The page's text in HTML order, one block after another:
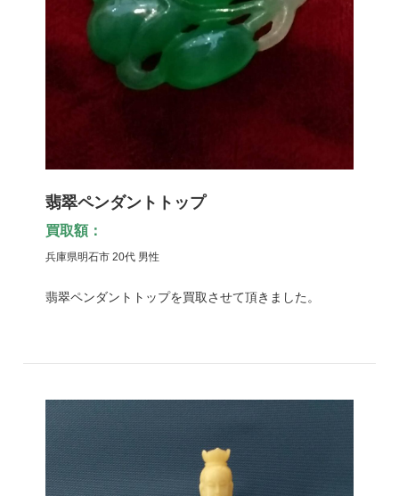
翡翠ペンダントトップ
買取額：
兵庫県明石市 20代 男性
翡翠ペンダントトップを買取させて頂きました。